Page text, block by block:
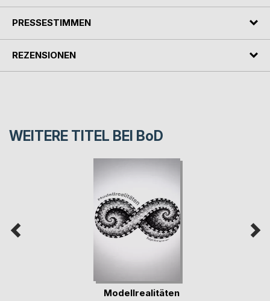
PRESSESTIMMEN
REZENSIONEN
WEITERE TITEL BEI BoD
Modellrealitäten